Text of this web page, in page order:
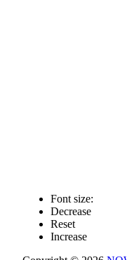
Font size:
Decrease
Reset
Increase